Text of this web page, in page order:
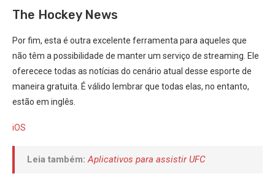
The Hockey News
Por fim, esta é outra excelente ferramenta para aqueles que
não têm a possibilidade de manter um serviço de streaming. Ele
oferecece todas as notícias do cenário atual desse esporte de
maneira gratuita. É válido lembrar que todas elas, no entanto,
estão em inglês.
iOS
Leia também: Aplicativos para assistir UFC